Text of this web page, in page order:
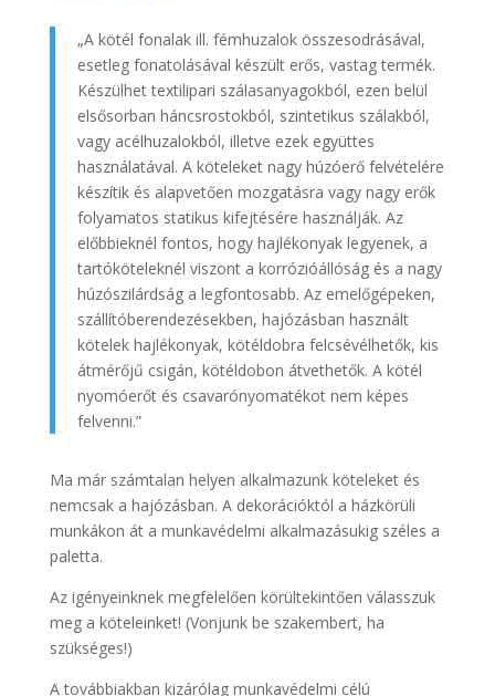
„A kötél fonalak ill. fémhuzalok összesodrásával,
esetleg fonatolásával készült erős, vastag termék.
Készülhet textilipari szálasanyagokból, ezen belül
elsősorban háncsrostokból, szintetikus szálakból,
vagy acélhuzalokból, illetve ezek együttes
használatával. A köteleket nagy húzóerő felvételére
készítik és alapvetően mozgatásra vagy nagy erők
folyamatos statikus kifejtésére használják. Az
előbbieknél fontos, hogy hajlékonyak legyenek, a
tartóköteleknél viszont a korrózióállóság és a nagy
húzószilárdság a legfontosabb. Az emelőgépeken,
szállítóberendezésekben, hajózásban használt
kötelek hajlékonyak, kötéldobra felcsévélhetők, kis
átmérőjű csigán, kötéldobon átvethetők. A kötél
nyomóerőt és csavarónyomatékot nem képes
felvenni.”
Ma már számtalan helyen alkalmazunk köteleket és
nemcsak a hajózásban. A dekorációktól a házkörüli
munkákon át a munkavédelmi alkalmazásukig széles a
paletta.
Az igényeinknek megfelelően körültekintően válasszuk
meg a köteleinket! (Vonjunk be szakembert, ha
szükséges!)
A továbbiakban kizárólag munkavédelmi célú